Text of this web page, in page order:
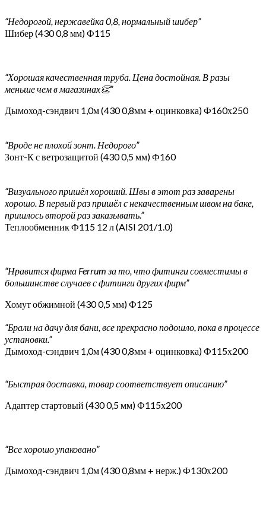
“Недорогой, нержавейка 0,8, нормальный шибер”
Шибер (430 0,8 мм) Ф115
“Хорошая качественная труба. Цена достойная. В разы
меньше чем в магазинах👏”
Дымоход-сэндвич 1,0м (430 0,8мм + оцинковка) Ф160х250
“Вроде не плохой зонт. Недорого”
Зонт-К с ветрозащитой (430 0,5 мм) Ф160
“Визуального пришёл хороший. Швы в этот раз заварены
хорошо. В первый раз пришёл с некачественным швом на баке,
пришлось второй раз заказывать.”
Теплообменник Ф115 12 л (AISI 201/1.0)
“Нравится фирма Ferrum за то, что фитинги совместимы в
большинстве случаев с фитинги других фирм”
Хомут обжимной (430 0,5 мм) Ф125
“Брали на дачу для бани, все прекрасно подошло, пока в процессе
установки.”
Дымоход-сэндвич 1,0м (430 0,8мм + оцинковка) Ф115х200
“Быстрая доставка, товар соответствует описанию”
Адаптер стартовый (430 0,5 мм) Ф115х200
“Все хорошо упаковано”
Дымоход-сэндвич 1,0м (430 0,8мм + нерж.) Ф130х200